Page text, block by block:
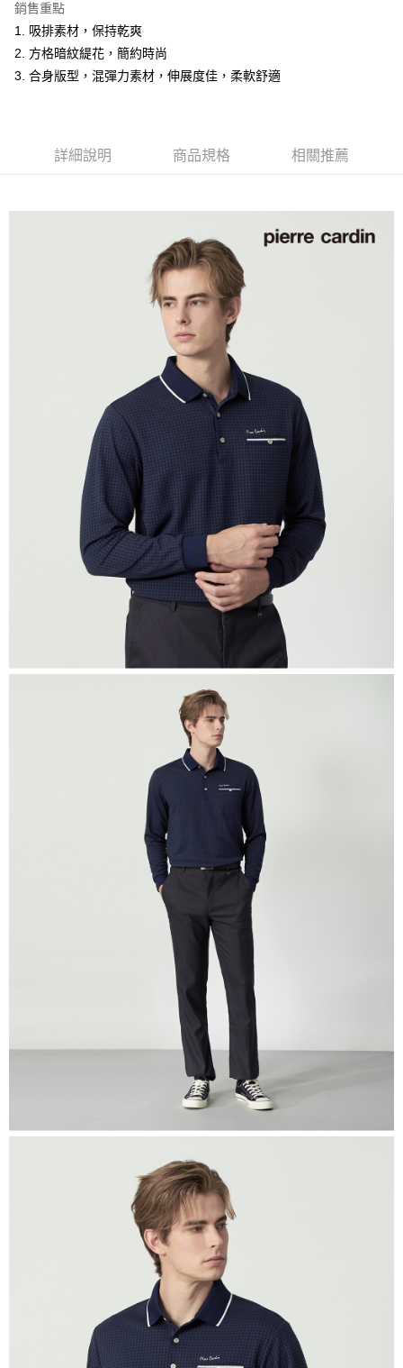
ATM付款
付款後全家取貨
萊爾富取貨付款
每筆NT$60，滿NT$1,200(含以上)免運費
每筆NT$60，滿NT$1,200(含以上)免運費
每筆NT$60，滿NT$1,200(含以上)免運費
每筆NT$60，滿NT$1,200(含以上)免運費
每筆NT$80，滿NT$1,200(含以上)免運費
每筆NT$80，滿NT$1,200(含以上)免運費
銷售重點
1. 吸排素材，保持乾爽
2. 方格暗紋緹花，簡約時尚
3. 合身版型，混彈力素材，伸展度佳，柔軟舒適
詳細說明 商品規格 相關推薦